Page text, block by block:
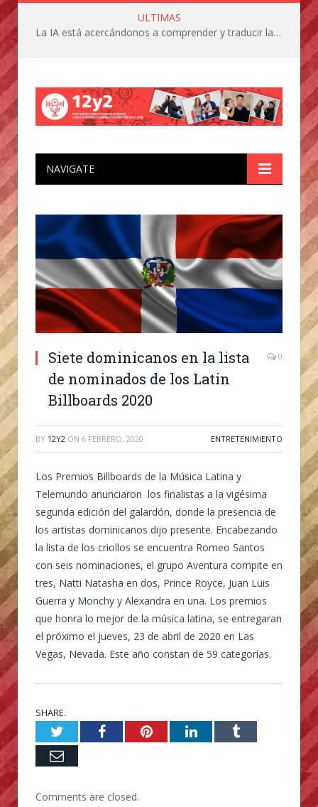
ULTIMAS
La IA está acercándonos a comprender y traducir las vocalizaciones y comportamientos de nuestras mascotas
NAVIGATE
Siete dominicanos en la lista
de nominados de los Latin
Billboards 2020
0
BY 12Y2 ON 6 FEBRERO, 2020 ENTRETENIMIENTO
Los Premios Billboards de la Música Latina y
Telemundo anunciaron los finalistas a la vigésima
segunda edición del galardón, donde la presencia de
los artistas dominicanos dijo presente. Encabezando
la lista de los criollos se encuentra Romeo Santos
con seis nominaciones, el grupo Aventura compite en
tres, Natti Natasha en dos, Prince Royce, Juan Luis
Guerra y Monchy y Alexandra en una. Los premios
que honra lo mejor de la música latina, se entregaran
el próximo el jueves, 23 de abril de 2020 en Las
Vegas, Nevada. Este año constan de 59 categorías.
SHARE.
TwitterFacebookPinterestLinkedInTumblr
Email
Comments are closed.